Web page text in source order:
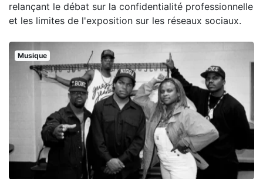
relançant le débat sur la confidentialité professionnelle
et les limites de l'exposition sur les réseaux sociaux.
Musique